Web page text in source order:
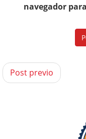
navegador
Post previo